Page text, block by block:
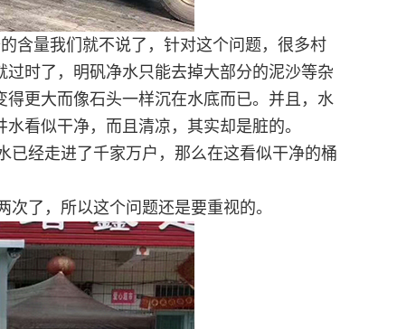
含量我们就不说了，针对这个问题，很多村
时了，明矾净水只能去掉大部分的泥沙等杂
更大而像石头一样沉在水底而已。并且，水
看似干净，而且清凉，其实却是脏的。
已经走进了千家万户，那么在这看似干净的桶
了，所以这个问题还是要重视的。